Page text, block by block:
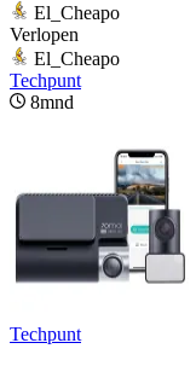
El_Cheapo
Verlopen
El_Cheapo
Techpunt
8mnd
Techpunt